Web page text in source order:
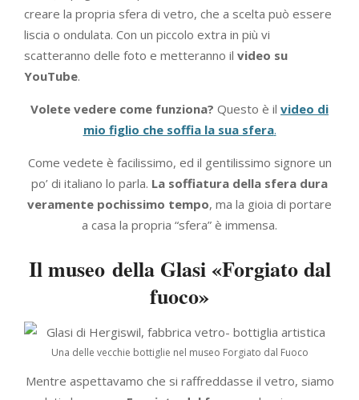
creare la propria sfera di vetro, che a scelta può essere
liscia o ondulata. Con un piccolo extra in più vi
scatteranno delle foto e metteranno il video su
YouTube.
Volete vedere come funziona? Questo è il video di
mio figlio che soffia la sua sfera.
Come vedete è facilissimo, ed il gentilissimo signore un
po’ di italiano lo parla. La soffiatura della sfera dura
veramente pochissimo tempo, ma la gioia di portare
a casa la propria “sfera” è immensa.
Il museo della Glasi «Forgiato dal
fuoco»
Una delle vecchie bottiglie nel museo Forgiato dal Fuoco
Mentre aspettavamo che si raffreddasse il vetro, siamo